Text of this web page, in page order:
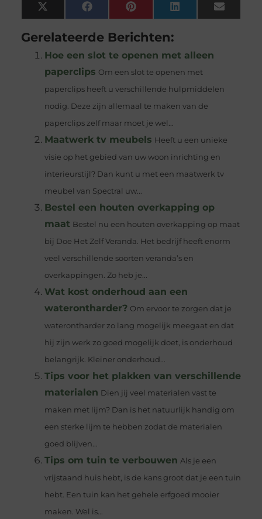
X
(Twitter)
FacebookPinterestLinkedInEmail
Gerelateerde Berichten:
Hoe een slot te openen met alleen
paperclips Om een slot te openen met
paperclips heeft u verschillende hulpmiddelen
nodig. Deze zijn allemaal te maken van de
paperclips zelf maar moet je wel...
Maatwerk tv meubels Heeft u een unieke
visie op het gebied van uw woon inrichting en
interieurstijl? Dan kunt u met een maatwerk tv
meubel van Spectral uw...
Bestel een houten overkapping op
maat Bestel nu een houten overkapping op maat
bij Doe Het Zelf Veranda. Het bedrijf heeft enorm
veel verschillende soorten veranda’s en
overkappingen. Zo heb je...
Wat kost onderhoud aan een
waterontharder? Om ervoor te zorgen dat je
waterontharder zo lang mogelijk meegaat en dat
hij zijn werk zo goed mogelijk doet, is onderhoud
belangrijk. Kleiner onderhoud...
Tips voor het plakken van verschillende
materialen Dien jij veel materialen vast te
maken met lijm? Dan is het natuurlijk handig om
een sterke lijm te hebben zodat de materialen
goed blijven...
Tips om tuin te verbouwen Als je een
vrijstaand huis hebt, is de kans groot dat je een tuin
hebt. Een tuin kan het gehele erfgoed mooier
maken. Wel is...